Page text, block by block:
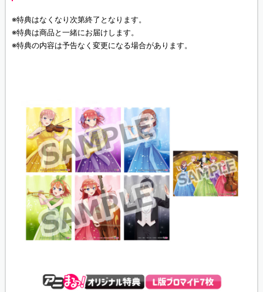
※特典はなくなり次第終了となります。
※特典は商品と一緒にお届けします。
※特典の内容は予告なく変更になる場合があります。